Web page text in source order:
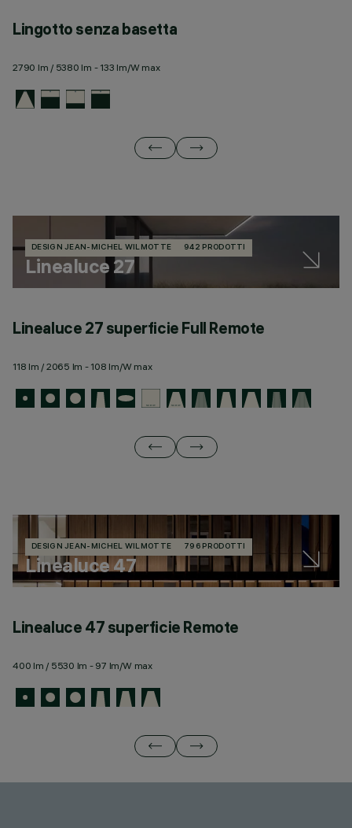
Lingotto senza basetta
2790 lm / 5380 lm - 133 lm/W max
DESIGN JEAN-MICHEL WILMOTTE 942 PRODOTTI
Linealuce 27
Linealuce 27 superficie Full Remote
118 lm / 2065 lm - 108 lm/W max
DESIGN JEAN-MICHEL WILMOTTE 796 PRODOTTI
Linealuce 47
Linealuce 47 superficie Remote
400 lm / 5530 lm - 97 lm/W max